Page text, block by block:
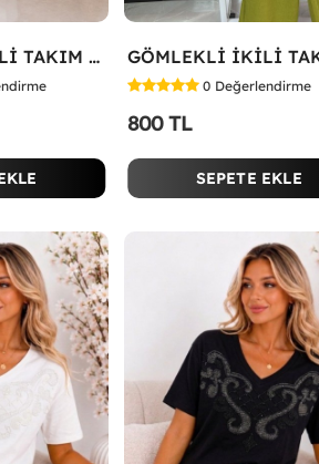
GÖMLEKLİ İKİLİ TAKIM Beyaz
0 Değerlendirme
800 TL
SEPETE EKLE